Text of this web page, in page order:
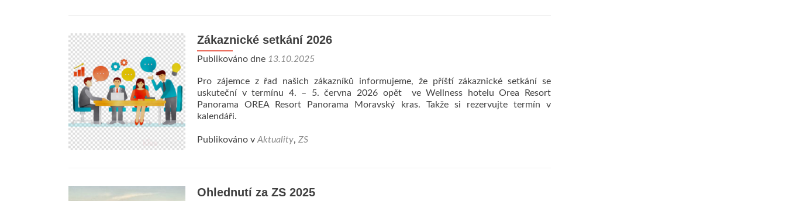
Zákaznické setkání 2026
Publikováno dne 13.10.2025
Pro zájemce z řad našich zákazníků informujeme, že příští zákaznické setkání se
uskuteční v termínu 4. – 5. června 2026 opět ve Wellness hotelu Orea Resort
Panorama OREA Resort Panorama Moravský kras. Takže si rezervujte termín v
kalendáři.
Publikováno v Aktuality, ZS
Ohlednutí za ZS 2025